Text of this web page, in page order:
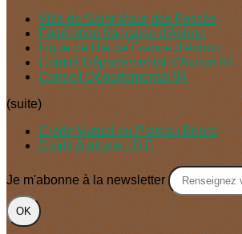
Ville de Saint-Maur des Fossés
Fédération française d'Aviron
Ligue de l'Ile de France d'Aviron
Comité Départemental d'Aviron 94
Conseil Départemental 94
(suite)
Crédit Mutuel du Plateau Briard
Crédit Agricole I.D.F.
Je m'abonne à la newsletter
OK